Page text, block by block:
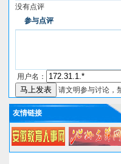
没有点评
参与点评
用户名：
请文明参与讨论，
友情链接